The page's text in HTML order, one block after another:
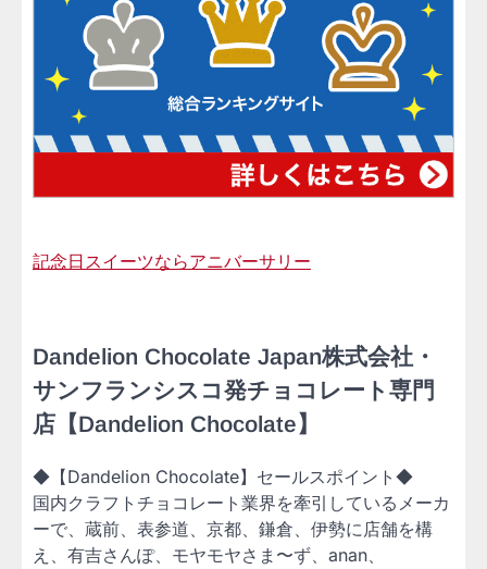
記念日スイーツならアニバーサリー
Dandelion Chocolate Japan株式会社・
サンフランシスコ発チョコレート専門
店【Dandelion Chocolate】
◆【Dandelion Chocolate】セールスポイント◆
国内クラフトチョコレート業界を牽引しているメーカ
ーで、蔵前、表参道、京都、鎌倉、伊勢に店舗を構
え、有吉さんぽ、モヤモヤさま〜ず、anan、